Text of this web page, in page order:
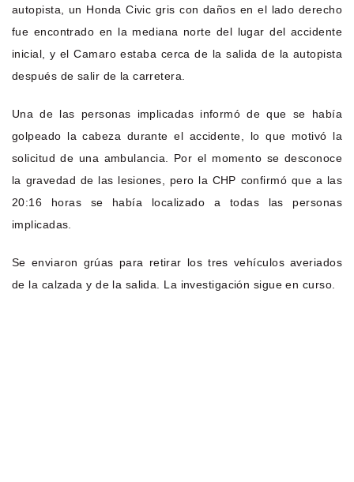
autopista, un Honda Civic gris con daños en el lado derecho
fue encontrado en la mediana norte del lugar del accidente
inicial, y el Camaro estaba cerca de la salida de la autopista
después de salir de la carretera.
Una de las personas implicadas informó de que se había
golpeado la cabeza durante el accidente, lo que motivó la
solicitud de una ambulancia. Por el momento se desconoce
la gravedad de las lesiones, pero la CHP confirmó que a las
20:16 horas se había localizado a todas las personas
implicadas.
Se enviaron grúas para retirar los tres vehículos averiados
de la calzada y de la salida. La investigación sigue en curso.